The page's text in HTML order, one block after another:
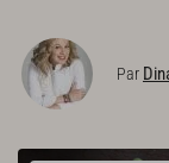
Par